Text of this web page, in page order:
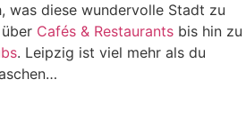
was diese wundervolle Stadt zu
über Cafés & Restaurants bis hin zu
. Leipzig ist viel mehr als du